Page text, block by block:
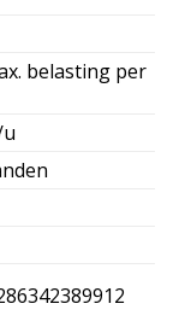
belasting per